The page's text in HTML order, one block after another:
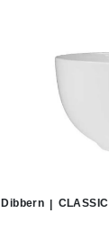
Dibbern CLASSIC